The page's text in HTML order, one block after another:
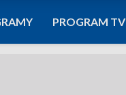
PROGRAM TV